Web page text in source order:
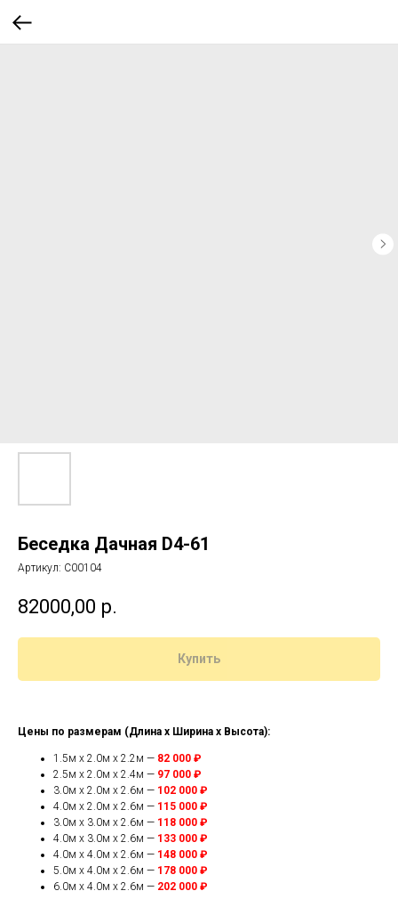
Беседка Дачная D4-61
Артикул: C00104
82000,00 р.
Купить
Цены по размерам (Длина x Ширина x Высота):
1.5м x 2.0м x 2.2м — 82 000 ₽
2.5м x 2.0м x 2.4м — 97 000 ₽
3.0м x 2.0м x 2.6м — 102 000 ₽
4.0м x 2.0м x 2.6м — 115 000 ₽
3.0м x 3.0м x 2.6м — 118 000 ₽
4.0м x 3.0м x 2.6м — 133 000 ₽
4.0м x 4.0м x 2.6м — 148 000 ₽
5.0м x 4.0м x 2.6м — 178 000 ₽
6.0м x 4.0м x 2.6м — 202 000 ₽